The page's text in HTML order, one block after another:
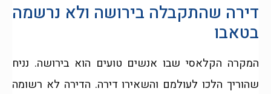
דירה שהתקבלה בירושה ולא נרשמה
בטאבו
המקרה הקלאסי שבו אנשים טועים הוא בירושה. נניח
שהוריך הלכו לעולמם והשאירו דירה. הדירה לא רשומה